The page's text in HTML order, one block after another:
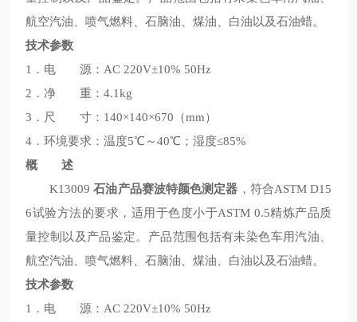
航空汽油、喷气燃料、石脑油、煤油、白油以及石油蜡。
技术参数
1．电 源：AC 220V±10% 50Hz
2．净 重：4.1kg
3．尺 寸：140×140×670（mm）
4．环境要求：温度5℃～40℃；湿度≤85%
概 述
K13009石油产品赛波特颜色测定器 ，符合ASTM D15
6试验方法的要求，适用于色度小于ASTM 0.5精炼产品质
量控制以及产品鉴定。产品范围包括有未染色车用汽油、
航空汽油、喷气燃料、石脑油、煤油、白油以及石油蜡。
技术参数
1．电 源：AC 220V±10% 50Hz